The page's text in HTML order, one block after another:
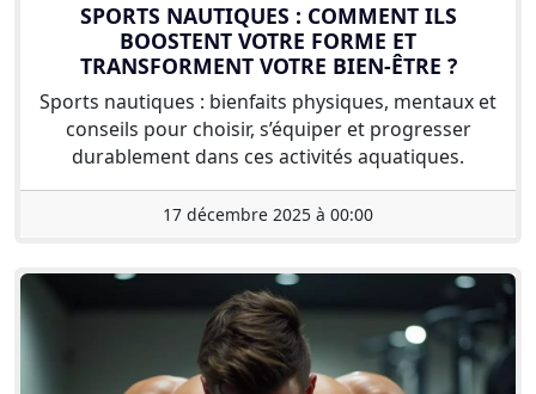
SPORTS NAUTIQUES : COMMENT ILS
BOOSTENT VOTRE FORME ET
TRANSFORMENT VOTRE BIEN-ÊTRE ?
Sports nautiques : bienfaits physiques, mentaux et
conseils pour choisir, s’équiper et progresser
durablement dans ces activités aquatiques.
17 décembre 2025 à 00:00